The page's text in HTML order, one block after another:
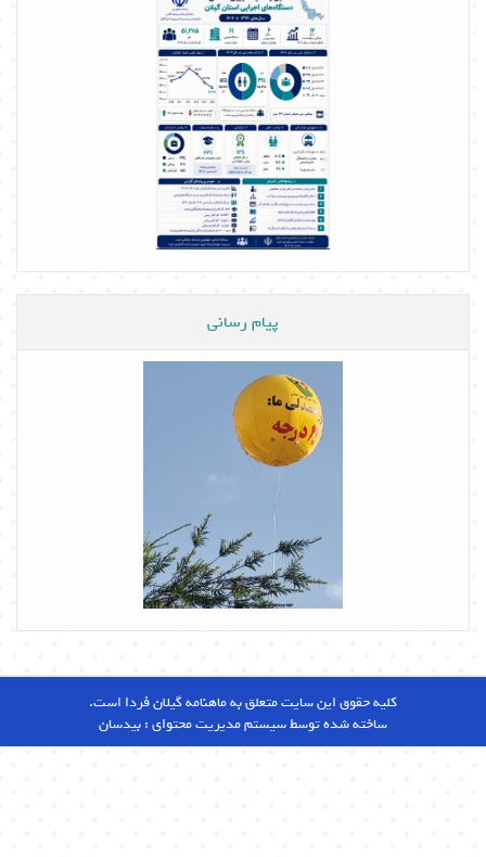
پیام رسانی
کلیه حقوق این سایت متعلق به ماهنامه گیلان فردا است.
ساخته شده توسط سیستم مدیریت محتوای :بیدسان